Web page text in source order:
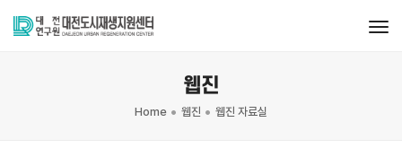
웹진
Home 웹진 웹진 자료실